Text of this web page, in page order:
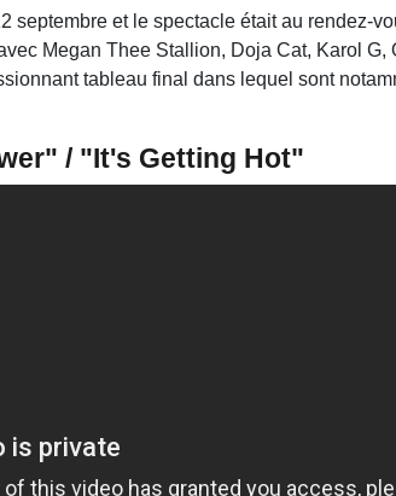
septembre et le spectacle était au rendez-
Megan Thee Stallion, Doja Cat, Karol
tableau final dans lequel sont
/ "It's Getting Hot"